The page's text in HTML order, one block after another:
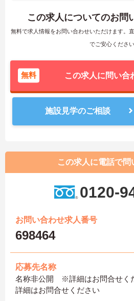
この求人についてのお問
無料で求人情報をお問い合わせいただけます。
でご安心ください
無料 この求人に問い合
施設見学のご相談
この求人に電話で問
0120-
お問い合わせ求人番号
698464
応募先名称
名称非公開 ※詳細はお問合せ
詳細はお問合せください